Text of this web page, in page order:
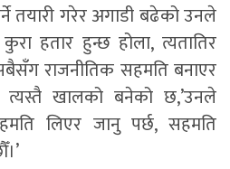
तयारी गरेर अगाडी बढेको उनले
हतार हुन्छ होला, त्यतातिर
राजनीतिक सहमति बनाएर
त्यस्तै खालको बनेको छ,’उनले
लिएर जानु पर्छ, सहमति